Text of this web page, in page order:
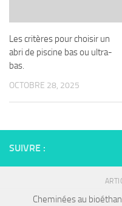
Les critères pour choisir un
abri de piscine bas ou ultra-
bas.
OCTOBRE 28, 2025
SUIVRE :
Cheminées au